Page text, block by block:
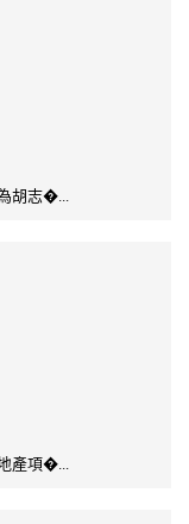
胡志�...
產項�...